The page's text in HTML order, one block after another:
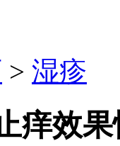
> 湿疹
痒效果